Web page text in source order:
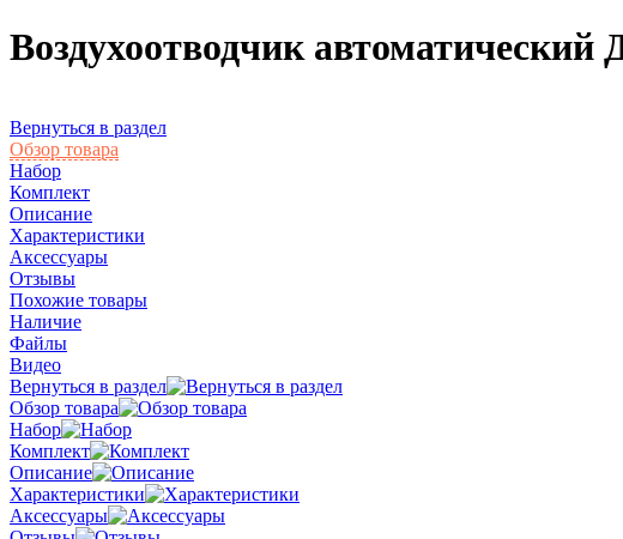
Воздухоотводчик автоматический
Вернуться в раздел
Обзор товара
Набор
Комплект
Описание
Характеристики
Аксессуары
Отзывы
Похожие товары
Наличие
Файлы
Видео
Вернуться в раздел
Обзор товара
Набор
Комплект
Описание
Характеристики
Аксессуары